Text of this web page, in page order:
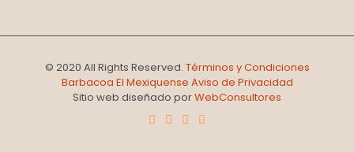
© 2020 All Rights Reserved. Términos y Condiciones
Barbacoa El Mexiquense Aviso de Privacidad
Sitio web diseñado porWebConsultores